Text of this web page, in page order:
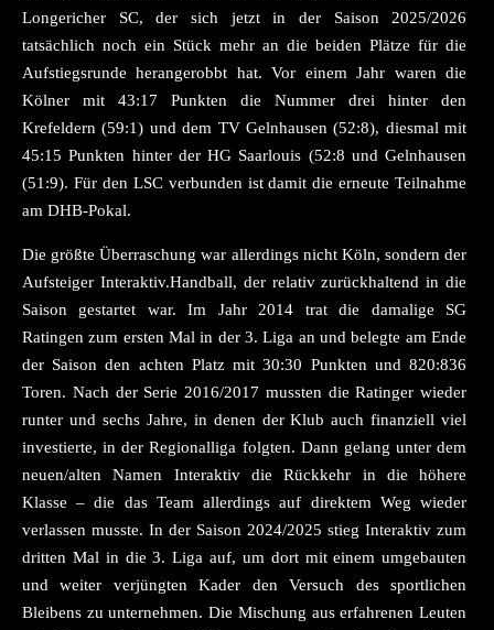
Longericher SC, der sich jetzt in der Saison 2025/2026
tatsächlich noch ein Stück mehr an die beiden Plätze für die
Aufstiegsrunde herangerobbt hat. Vor einem Jahr waren die
Kölner mit 43:17 Punkten die Nummer drei hinter den
Krefeldern (59:1) und dem TV Gelnhausen (52:8), diesmal mit
45:15 Punkten hinter der HG Saarlouis (52:8 und Gelnhausen
(51:9). Für den LSC verbunden ist damit die erneute Teilnahme
am DHB-Pokal.
Die größte Überraschung war allerdings nicht Köln, sondern der
Aufsteiger Interaktiv.Handball, der relativ zurückhaltend in die
Saison gestartet war. Im Jahr 2014 trat die damalige SG
Ratingen zum ersten Mal in der 3. Liga an und belegte am Ende
der Saison den achten Platz mit 30:30 Punkten und 820:836
Toren. Nach der Serie 2016/2017 mussten die Ratinger wieder
runter und sechs Jahre, in denen der Klub auch finanziell viel
investierte, in der Regionalliga folgten. Dann gelang unter dem
neuen/alten Namen Interaktiv die Rückkehr in die höhere
Klasse – die das Team allerdings auf direktem Weg wieder
verlassen musste. In der Saison 2024/2025 stieg Interaktiv zum
dritten Mal in die 3. Liga auf, um dort mit einem umgebauten
und weiter verjüngten Kader den Versuch des sportlichen
Bleibens zu unternehmen. Die Mischung aus erfahrenen Leuten